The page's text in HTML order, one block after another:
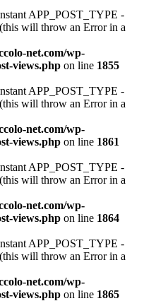
APP_POST_TYPE -
will throw an Error in a
net.com/wp-
views.php on line 1855
APP_POST_TYPE -
will throw an Error in a
net.com/wp-
views.php on line 1861
APP_POST_TYPE -
will throw an Error in a
net.com/wp-
views.php on line 1864
APP_POST_TYPE -
will throw an Error in a
net.com/wp-
views.php on line 1865